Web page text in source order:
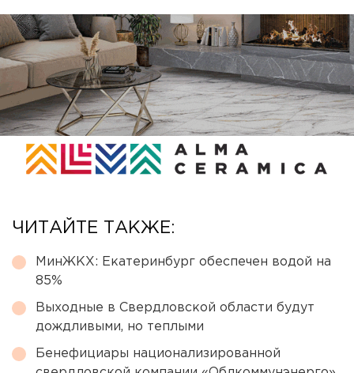
ЧИТАЙТЕ ТАКЖЕ:
МинЖКХ: Екатеринбург обеспечен водой на
85%
Выходные в Свердловской области будут
дождливыми, но теплыми
Бенефициары национализированной